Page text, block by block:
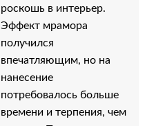
роскошь в интерьер.
Эффект мрамора
получился
впечатляющим, но на
нанесение
потребовалось больше
времени и терпения, чем